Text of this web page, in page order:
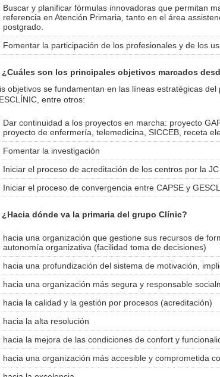
Buscar y planificar fórmulas innovadoras que permitan
referencia en Atención Primaria, tanto en el área
postgrado.
Fomentar la participación de los profesionales y de los
¿Cuáles son los principales objetivos marcados
objetivos se fundamentan en las líneas estratégicas
entre otros:
Dar continuidad a los proyectos en marcha: proyecto
proyecto de enfermería, telemedicina, SICCEB, receta
Fomentar la investigación
Iniciar el proceso de acreditación de los centros por la JC
Iniciar el proceso de convergencia entre CAPSE y
¿Hacia dónde va la primaria del grupo Clínic?
hacia una organización que gestione sus recursos de
autonomía organizativa (facilidad toma de decisiones)
hacia una profundización del sistema de motivación,
hacia una organización más segura y responsable
hacia la calidad y la gestión por procesos (acreditación)
hacia la alta resolución
hacia la mejora de las condiciones de confort y
hacia una organización más accesible y comprometida